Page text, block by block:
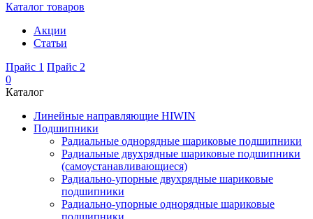
Каталог товаров
Акции
Статьи
Прайс 1 Прайс 2
0
Каталог
Линейные направляющие HIWIN
Подшипники
Радиальные однорядные шариковые подшипники
Радиальные двухрядные шариковые подшипники
(самоустанавливающиеся)
Радиально-упорные двухрядные шариковые
подшипники
Радиально-упорные однорядные шариковые
подшипники